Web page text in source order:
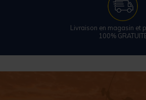
Livraison en magasin et
100%